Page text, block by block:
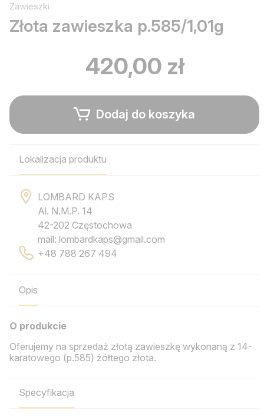
Zawieszki
Złota zawieszka p.585/1,01g
420,00 zł
Dodaj do koszyka
Lokalizacja produktu
LOMBARD KAPS
Al. N.M.P. 14
42-202 Częstochowa
mail: lombardkaps@gmail.com
+48 788 267 494
Opis
O produkcie
Oferujemy na sprzedaż złotą zawieszkę wykonaną z 14-
karatowego (p.585) żółtego złota.
Specyfikacja